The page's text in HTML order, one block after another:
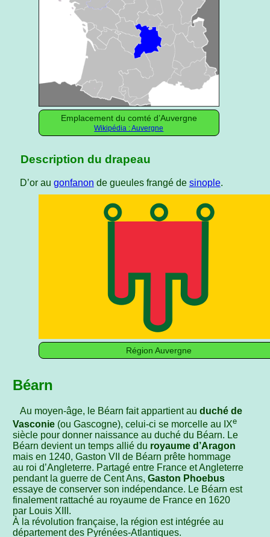
Emplacement du comté d’Auvergne
Wikipédia : Auvergne
Description du drapeau
D’or au gonfanon de gueules frangé de sinople.
Région Auvergne
Béarn
Au moyen-âge, le Béarn fait appartient au duché de
Vasconie (ou Gascogne), celui-ci se morcelle au IXe
siècle pour donner naissance au duché du Béarn. Le
Béarn devient un temps allié du royaume d’Aragon
mais en 1240, Gaston VII de Béarn prête hommage
au roi d’Angleterre. Partagé entre France et Angleterre
pendant la guerre de Cent Ans,Gaston Phoebus
essaye de conserver son indépendance. Le Béarn est
finalement rattaché au royaume de France en 1620
par Louis XIII.
À la révolution française, la région est intégrée au
département des Pyrénées-Atlantiques.